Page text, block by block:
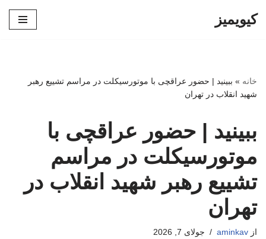
کیویمیز
خانه » ببینید | حضور عراقچی با موتورسیکلت در مراسم تشییع رهبر
شهید انقلاب در تهران
ببینید | حضور عراقچی با
موتورسیکلت در مراسم
تشییع رهبر شهید انقلاب در
تهران
از aminkav جولای 7, 2026